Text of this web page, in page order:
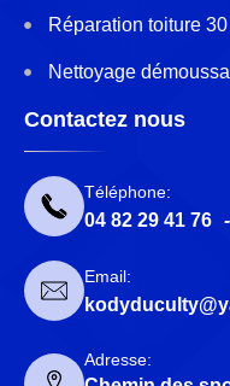
Réparation toiture 30
Nettoyage
Contactez nous
Téléphone:
04 82 29 41 76 -
Email:
Adresse: